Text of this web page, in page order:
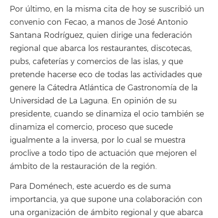
Por último, en la misma cita de hoy se suscribió un
convenio con Fecao, a manos de José Antonio
Santana Rodríguez, quien dirige una federación
regional que abarca los restaurantes, discotecas,
pubs, cafeterías y comercios de las islas, y que
pretende hacerse eco de todas las actividades que
genere la Cátedra Atlántica de Gastronomía de la
Universidad de La Laguna. En opinión de su
presidente, cuando se dinamiza el ocio también se
dinamiza el comercio, proceso que sucede
igualmente a la inversa, por lo cual se muestra
proclive a todo tipo de actuación que mejoren el
ámbito de la restauración de la región.
Para Doménech, este acuerdo es de suma
importancia, ya que supone una colaboración con
una organización de ámbito regional y que abarca